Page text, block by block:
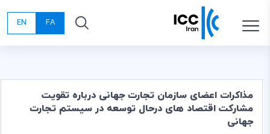
FA
EN
مذاکرات اعضای سازمان تجارت جهانی درباره تقویت
مشارکت اقتصاد های درحال توسعه در سیستم تجارت
جهانی